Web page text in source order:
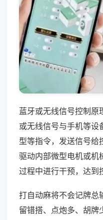
蓝牙或无线信号控制原
或无线信号与手机等设
型等指令，发送信号给
驱动内部微型电机或机
过程中进行干预，达到
打自动麻将不会记牌总
留错搭、点炮多、胡牌